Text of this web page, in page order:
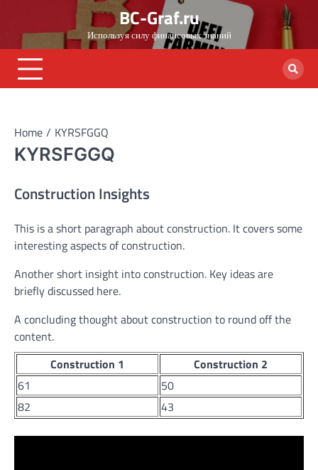
content
BC-Graf.ru
Используя силу финансовых знаний
Home KYRSFGGQ
KYRSFGGQ
Construction Insights
This is a short paragraph about construction. It covers some
interesting aspects of construction.
Another short insight into construction. Key ideas are
briefly discussed here.
A concluding thought about construction to round off the
content.
Construction 1
Construction 2
61
50
82
43